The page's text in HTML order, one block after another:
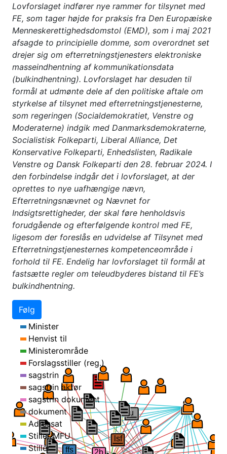
Lovforslaget indfører nye rammer for tilsynet med
FE, som tager højde for praksis fra Den Europæiske
Menneskerettighedsdomstol (EMD), som i maj 2021
afsagde to principielle domme, som overordnet set
drejer sig om efterretningstjenesters elektroniske
masseindhentning af kommunikationsdata
(bulkindhentning). Lovforslaget har desuden til
formål at udmønte dele af den politiske aftale om
styrkelse af tilsynet med efterretningstjenesterne,
som regeringen (Socialdemokratiet, Venstre og
Moderaterne) indgik med Danmarksdemokraterne,
Socialistisk Folkeparti, Liberal Alliance, Det
Konservative Folkeparti, Enhedslisten, Radikale
Venstre og Dansk Folkeparti den 28. februar 2024. I
den forbindelse indgår det i lovforslaget, at der
oprettes to nye uafhængige nævn,
Efterretningsnævnet og Nævnet for
Indsigtsrettigheder, der skal føre henholdsvis
forudgående og efterfølgende kontrol med FE,
ligesom der foreslås en udvidelse af Tilsynet med
Efterretningstjenesternes kompetenceområde i
forhold til FE. Endelig har lovforslaget til formål at
fastsætte regler om teleudbyderes bistand til FE’s
bulkindhentning.
Følg
ffs
Minister
Henvist til
Ministerområde
Forslagsstiller (reg.)
sagstrin
sagstrin aktør
sagstrin dokument
dokument
Adressat
Stiller/MFU
Stiller